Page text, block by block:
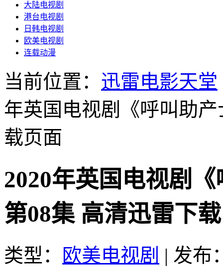
大陆电视剧
港台电视剧
日韩电视剧
欧美电视剧
连载动漫
当前位置： 迅雷电影天堂
年英国电视剧《呼叫助
载页面
2020年英国电视剧
第08集 高清迅雷下载
类型： 欧美电视剧 | 发布